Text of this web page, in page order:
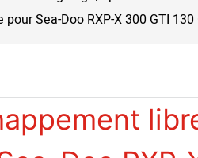
Sea-Doo RXP-X 300 GTI 130